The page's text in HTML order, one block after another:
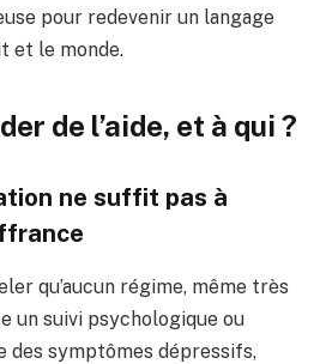
pour redevenir un langage
et le monde.
de l’aide, et à qui ?
ne suffit pas à
qu’aucun régime, même très
un suivi psychologique ou
des symptômes dépressifs,